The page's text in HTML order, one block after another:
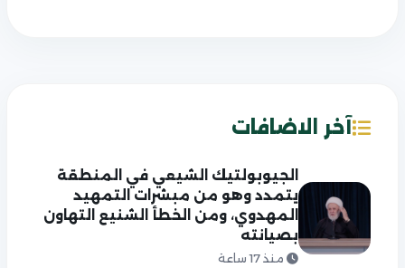
آخر الاضافات
الجيوبولتيك الشيعي في المنطقة
يتمدد وهو من مبشرات التمهيد
المهدوي، ومن الخطأ الشنيع التهاون
بصيانته
منذ 17 ساعة